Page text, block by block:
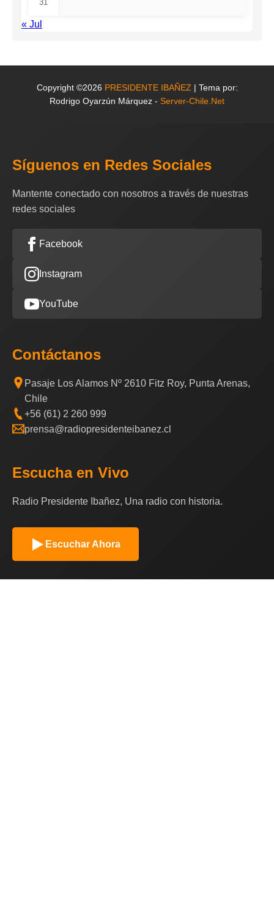
31
« Jul
Copyright ©2026 PRESIDENTE IBAÑEZ | Tema por:
Rodrigo Oyarzún Márquez - Server-Chile.Net
Síguenos en Redes Sociales
Mantente conectado con nosotros a través de nuestras
redes sociales
Facebook
Instagram
YouTube
Contáctanos
Pasaje Los Alamos Nº 2610 Fitz Roy, Punta Arenas,
Chile
+56 (61) 2 260 999
prensa@radiopresidenteibanez.cl
Escucha en Vivo
Radio Presidente Ibañez, Una radio con historia.
Escuchar Ahora